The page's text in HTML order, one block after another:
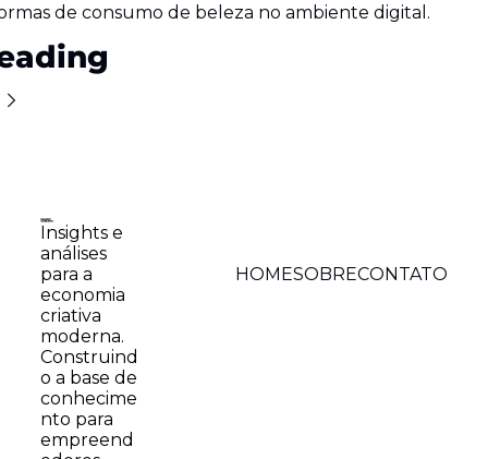
de consumo de beleza no ambiente digital.
Insights e
análises
para a
economia
criativa
moderna.
Construind
o a base de
conhecime
nto para
empreend
HOMESOBRECONTATO